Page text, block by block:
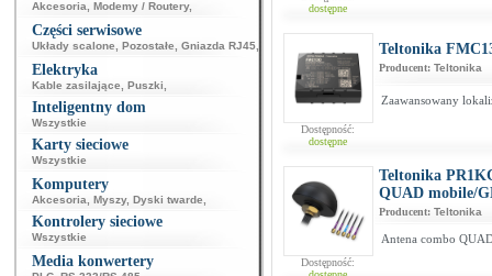
Akcesoria Modemy / Routery,
Części serwisowe
Układy scalone Pozostałe Gniazda RJ45
Elektryka
Kable zasilające Puszki
Inteligentny dom
Wszystkie
Karty sieciowe
Wszystkie
Komputery
Akcesoria Myszy, Dyski twarde
Kontrolery sieciowe
Wszystkie
Media konwertery
dostępne
Dostępność:
dostępne
Teltonika
Producent: Teltonika
Zaawansowany
Dostępność:
Teltonika
QUAD mobile/
Producent: Teltonika
Antena combo